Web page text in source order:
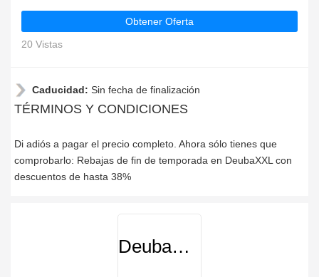
Obtener Oferta
20 Vistas
Caducidad: Sin fecha de finalización
TÉRMINOS Y CONDICIONES
Di adiós a pagar el precio completo. Ahora sólo tienes que
comprobarlo: Rebajas de fin de temporada en DeubaXXL con
descuentos de hasta 38%
DeubaXXL